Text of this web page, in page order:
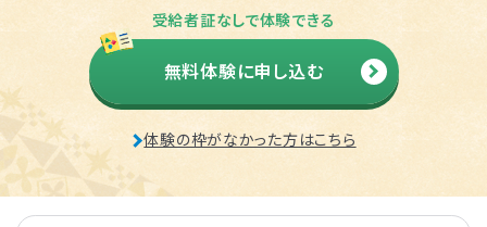
受給者証なしで体験できる
無料体験に申し込む
体験の枠がなかった方はこちら